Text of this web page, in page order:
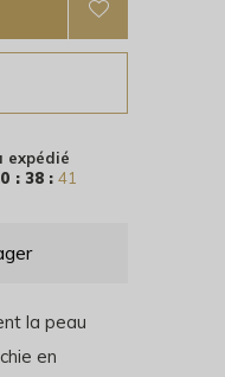
expédié
: 38 : 40
la peau
en